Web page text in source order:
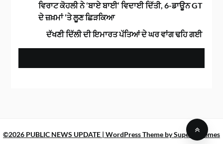
ਵਿਰਾਟ ਕੋਹਲੀ ਨੇ ‘ਬਾਏ ਬਾਈ’ ਵਿਦਾਈ ਦਿੱਤੀ, 6-ਡਾਊਨ GT
ਦੇ ਜ਼ਖ਼ਮਾਂ ‘ਤੇ ਲੂਣ ਛਿੜਕਿਆ
ਦੱਖਣੀ ਦਿੱਲੀ ਦੀ ਇਮਾਰਤ ਪੱਤਿਆਂ ਦੇ ਘਰ ਵਾਂਗ ਢਹਿ ਗਈ
©2026 PUBLIC NEWS UPDATE | WordPress Theme bySuperbThemes